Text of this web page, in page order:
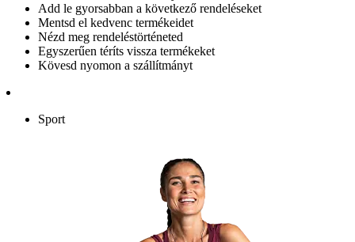
Add le gyorsabban a következő rendeléseket
Mentsd el kedvenc termékeidet
Nézd meg rendeléstörténeted
Egyszerűen téríts vissza termékeket
Kövesd nyomon a szállítmányt
Sport